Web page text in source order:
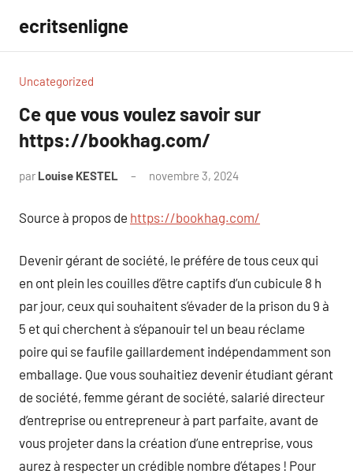
contenu
ecritsenligne
Uncategorized
Ce que vous voulez savoir sur
https://bookhag.com/
par Louise KESTEL novembre 3, 2024
Source à propos de https://bookhag.com/
Devenir gérant de société, le préfére de tous ceux qui
en ont plein les couilles d’être captifs d’un cubicule 8 h
par jour, ceux qui souhaitent s’évader de la prison du 9 à
5 et qui cherchent à s’épanouir tel un beau réclame
poire qui se faufile gaillardement indépendamment son
emballage. Que vous souhaitiez devenir étudiant gérant
de société, femme gérant de société, salarié directeur
d’entreprise ou entrepreneur à part parfaite, avant de
vous projeter dans la création d’une entreprise, vous
aurez à respecter un crédible nombre d’étapes ! Pour